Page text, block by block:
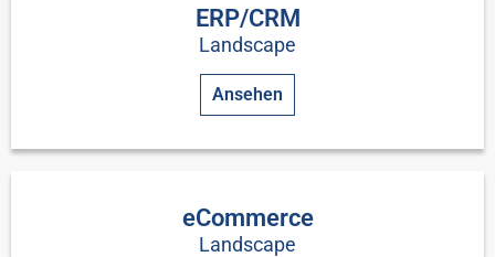
ERP/CRM
Landscape
Ansehen
eCommerce
Landscape